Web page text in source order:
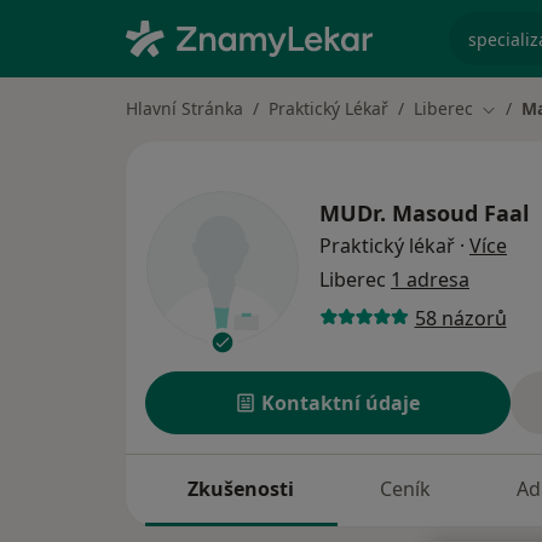
Hlavní Stránka Praktický Lékař Liberec Změna
MUDr. Masoud Faal
Praktický lékař · Více
Liberec 1 adresa
58 názorů
Kontaktní údaje
Zkušenosti Ceník